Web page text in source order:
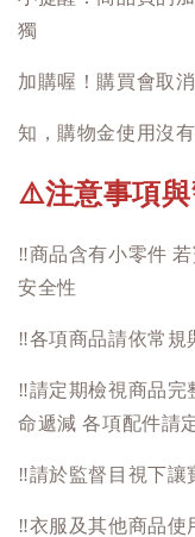
獨
加購喔！購買會取
知，購物金使用沒有
⚠️注意事項
‼️商品含有小零件
安全性
‼️各項商品請依常規
‼️請定期檢視商品完
命遞減 各項配件請
‼️請於監督目視下讓
‼️衣服及其他商品使